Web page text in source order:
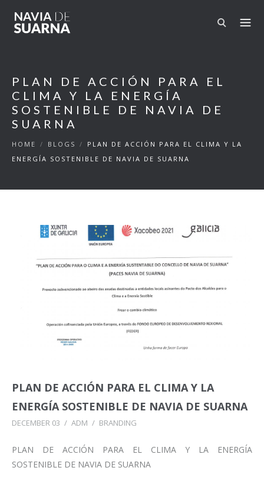
PLAN DE ACCIÓN PARA EL
CLIMA Y LA ENERGÍA
SOSTENIBLE DE NAVIA DE
SUARNA
HOME / BLOGS /
PLAN DE ACCIÓN PARA EL CLIMA Y LA
ENERGÍA SOSTENIBLE DE NAVIA DE SUARNA
PLAN DE ACCIÓN PARA EL CLIMA Y LA
ENERGÍA SOSTENIBLE DE NAVIA DE SUARNA
DECEMBER 03 / ADM / BRANDING
PLAN DE ACCIÓN PARA EL CLIMA Y LA ENERGÍA
SOSTENIBLE DE NAVIA DE SUARNA